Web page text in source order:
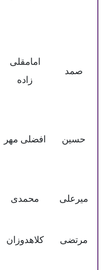
صمد
امامقلی
زاده
حسین افضلی مهر
میرعلی محمدی
مرتضی کلاهدوزان